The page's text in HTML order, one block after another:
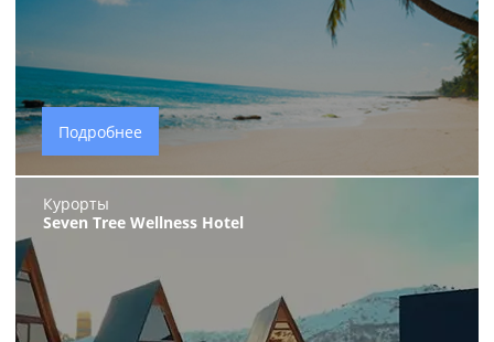
Подробнее
Курорты
Seven Tree Wellness Нotel